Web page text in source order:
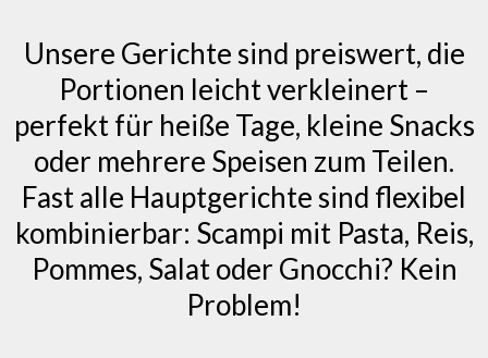
Unsere Gerichte sind preiswert, die
Portionen leicht verkleinert –
perfekt für heiße Tage, kleine Snacks
oder mehrere Speisen zum Teilen.
Fast alle Hauptgerichte sind flexibel
kombinierbar: Scampi mit Pasta, Reis,
Pommes, Salat oder Gnocchi? Kein
Problem!